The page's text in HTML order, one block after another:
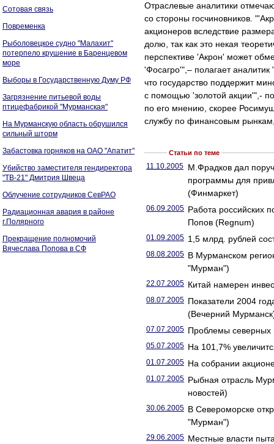
Сотовая связь
Повременка
Рыболовецкое судно "Малахит"
потерпело крушение в Баренцевом
море
Выборы в Государственную Думу РФ
Загрязнение питьевой воды
птицефабрикой "Мурманская"
На Мурманскую область обрушился
сильный шторм
Забастовка горняков на ОАО "Апатит"
Убийство заместителя гендиректора
"ТВ-21" Дмитрия Швеца
Облучение сотрудников СевРАО
Радиационная авария в районе
г.Полярного
Прекращение полномочий
Вячеслава Попова в СФ
Отраслевые аналитики
со стороны госчиновников.
акционеров вследствие
долю, так как это некая
перспективе 'Акрон' может
'Фосагро'",– полагает
что государство поддержит
с помощью 'золотой акции'",-
по его мнению, скорее
службу по финансовым рынкам,
Статьи по теме
11.10.2005 М.Фрадков дал
программы для
(Финмаркет)
06.09.2005 Работа российских
Попов (Regnum)
01.09.2005 1,5 млрд. рублей
08.08.2005 В Мурманском
"Мурман")
22.07.2005 Китай намерен
08.07.2005 Показатели 2004
(Вечерний
07.07.2005 Проблемы
05.07.2005 На 101,7%
01.07.2005 На собрании
01.07.2005 Рыбная отрасль
новостей)
30.06.2005 В Североморске
"Мурман")
29.06.2005 Местные власти